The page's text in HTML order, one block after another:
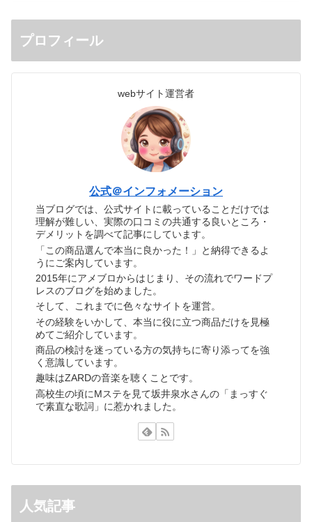
プロフィール
webサイト運営者
公式＠インフォメーション
当ブログでは、公式サイトに載っていることだけでは
理解が難しい、実際の口コミの共通する良いところ・
デメリットを調べて記事にしています。
「この商品選んで本当に良かった！」と納得できるよ
うにご案内しています。
2015年にアメブロからはじまり、その流れでワードプ
レスのブログを始めました。
そして、これまでに色々なサイトを運営。
その経験をいかして、本当に役に立つ商品だけを見極
めてご紹介しています。
商品の検討を迷っている方の気持ちに寄り添ってを強
く意識しています。
趣味はZARDの音楽を聴くことです。
高校生の頃にMステを見て坂井泉水さんの「まっすぐ
で素直な歌詞」に惹かれました。
人気記事